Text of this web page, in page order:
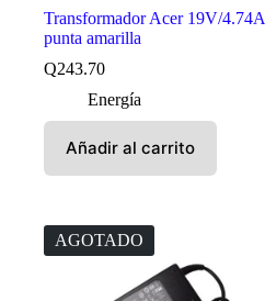
Transformador Acer 19V/4.74A
punta amarilla
Q243.70
Energía
Añadir al carrito
AGOTADO